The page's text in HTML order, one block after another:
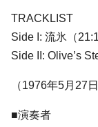
TRACKLIST
Side I: 流氷（
Side II: Olive’s
（1976年5月27
■演奏者